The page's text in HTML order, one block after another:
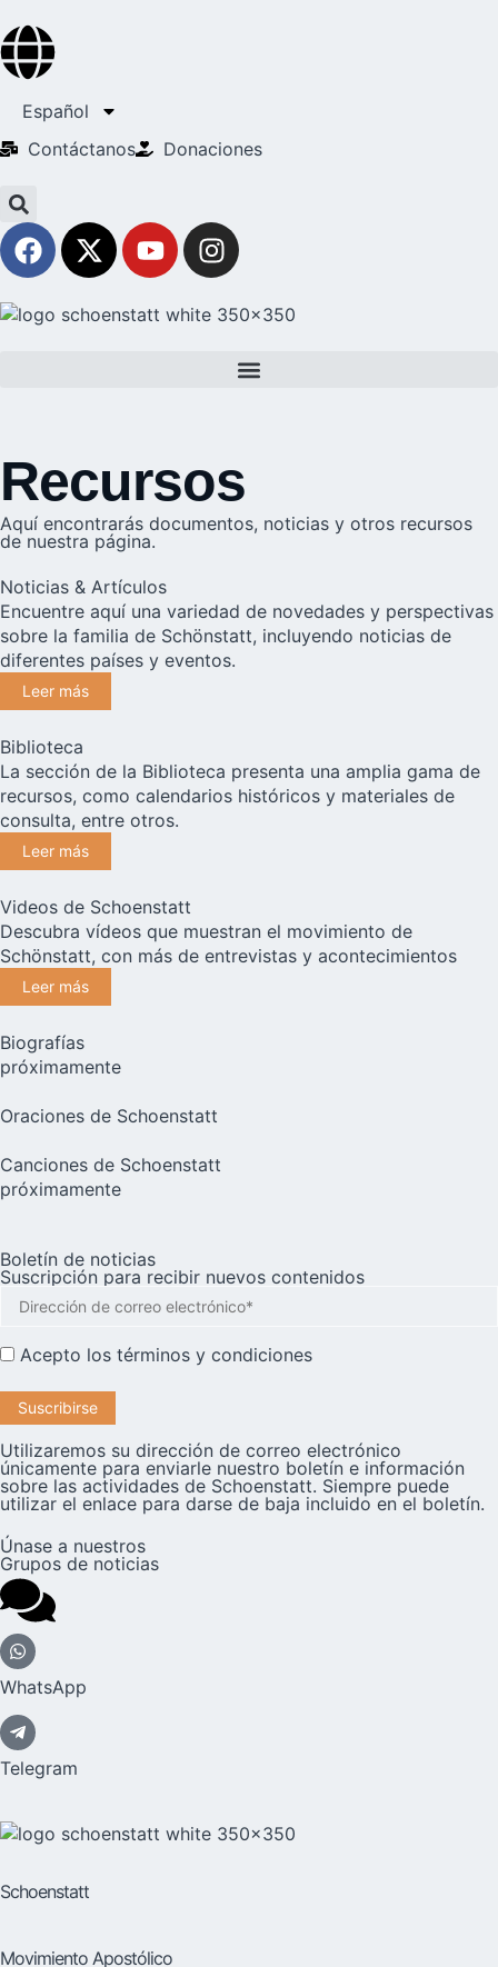
Español
Contáctanos
Donaciones
Recursos
Aquí encontrarás documentos, noticias y otros recursos
de nuestra página.
Noticias & Artículos
Encuentre aquí una variedad de novedades y perspectivas
sobre la familia de Schönstatt, incluyendo noticias de
diferentes países y eventos.
Leer más
Biblioteca
La sección de la Biblioteca presenta una amplia gama de
recursos, como calendarios históricos y materiales de
consulta, entre otros.
Leer más
Videos de Schoenstatt
Descubra vídeos que muestran el movimiento de
Schönstatt, con más de entrevistas y acontecimientos
Leer más
Biografías
próximamente
Oraciones de Schoenstatt
Canciones de Schoenstatt
próximamente
Boletín de noticias
Suscripción para recibir nuevos contenidos
Acepto los términos y condiciones
Utilizaremos su dirección de correo electrónico
únicamente para enviarle nuestro boletín e información
sobre las actividades de Schoenstatt. Siempre puede
utilizar el enlace para darse de baja incluido en el boletín.
Únase a nuestros
Grupos de noticias
WhatsApp
Telegram
Schoenstatt
Movimiento Apostólico